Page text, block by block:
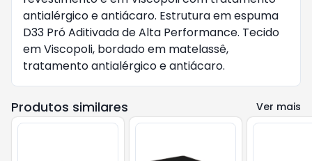
antialérgico e antiácaro. Estrutura em espuma
D33 Pró Aditivada de Alta Performance. Tecido
em Viscopoli, bordado em matelassê,
tratamento antialérgico e antiácaro.
Produtos similares Ver mais